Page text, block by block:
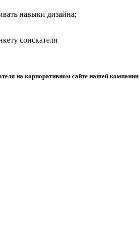
навыки дизайна;
соискателя
на корпоративном сайте нашей компании